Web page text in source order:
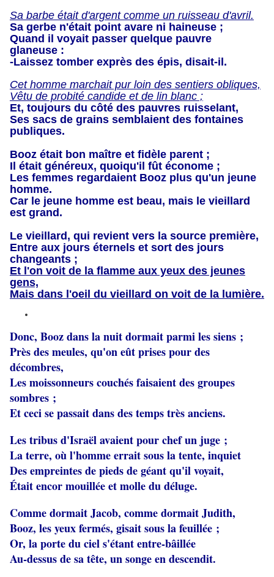
Sa barbe était d'argent comme un ruisseau d'avril.
Sa gerbe n'était point avare ni haineuse ;
Quand il voyait passer quelque pauvre
glaneuse :
-Laissez tomber exprès des épis, disait-il.
Cet homme marchait pur loin des sentiers obliques,
Vêtu de probité candide et de lin blanc ;
Et, toujours du côté des pauvres ruisselant,
Ses sacs de grains semblaient des fontaines
publiques.
Booz était bon maître et fidèle parent ;
Il était généreux, quoiqu'il fût économe ;
Les femmes regardaient Booz plus qu'un jeune
homme.
Car le jeune homme est beau, mais le vieillard
est grand.
Le vieillard, qui revient vers la source première,
Entre aux jours éternels et sort des jours
changeants ;
Et l'on voit de la flamme aux yeux des jeunes
gens,
Mais dans l'oeil du vieillard on voit de la lumière.
Donc, Booz dans la nuit dormait parmi les siens ;
Près des meules, qu'on eût prises pour des
décombres,
Les moissonneurs couchés faisaient des groupes
sombres ;
Et ceci se passait dans des temps très anciens.
Les tribus d'Israël avaient pour chef un juge ;
La terre, où l'homme errait sous la tente, inquiet
Des empreintes de pieds de géant qu'il voyait,
Était encor mouillée et molle du déluge.
Comme dormait Jacob, comme dormait Judith,
Booz, les yeux fermés, gisait sous la feuillée ;
Or, la porte du ciel s'étant entre-bâillée
Au-dessus de sa tête, un songe en descendit.